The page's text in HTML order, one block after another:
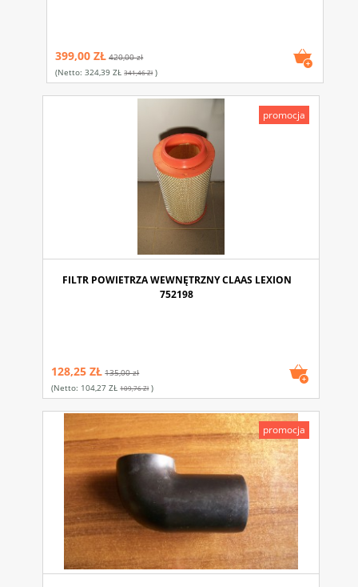
399,00 ZŁ 420,00 zł
(netto:324,39 ZŁ 341,46 Zł)
FILTR POWIETRZA WEWNĘTRZNY CLAAS LEXION
752198
128,25 ZŁ 135,00 zł
(netto: 104,27 ZŁ 109,76 Zł)
promocja
promocja